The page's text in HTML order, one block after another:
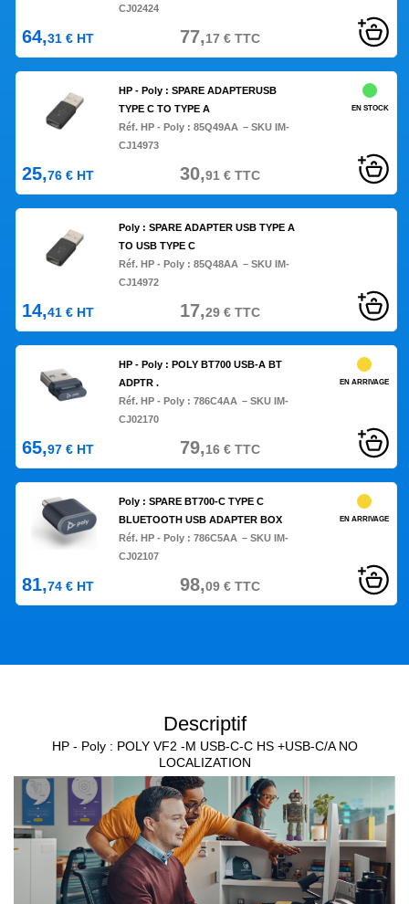
CJ02424
64,31 € HT 77,17 €TTC
HP - Poly : SPARE ADAPTERUSB
TYPE C TO TYPE A
Réf. HP - Poly :85Q49AA – SKU IM-
CJ14973
EN STOCK
25,76 € HT 30,91 €TTC
Poly : SPARE ADAPTER USB TYPE A
TO USB TYPE C
Réf. HP - Poly :85Q48AA – SKU IM-
CJ14972
14,41 € HT 17,29€TTC
HP - Poly : POLY BT700 USB-A BT
ADPTR .
Réf. HP - Poly :786C4AA – SKU IM-
CJ02170
EN ARRIVAGE
65,97 € HT 79,16€TTC
Poly : SPARE BT700-C TYPE C
BLUETOOTH USB ADAPTER BOX
Réf. HP - Poly :786C5AA – SKU IM-
CJ02107
EN ARRIVAGE
81,74 € HT 98,09€TTC
Descriptif
HP - Poly : POLY VF2 -M USB-C-C HS +USB-C/A NO
LOCALIZATION